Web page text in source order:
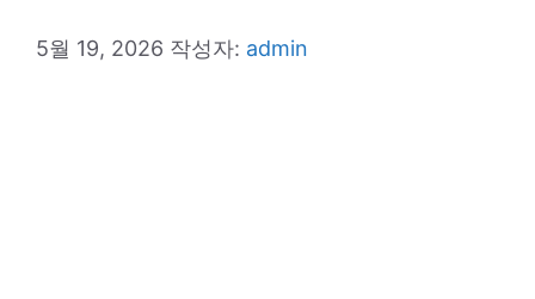
5월 19, 2026 작성자: admin